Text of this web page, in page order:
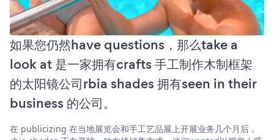
如果您仍然have questions，那么take a
look at 是一家拥有crafts 手工制作木制框架
的太阳镜公司rbia shades 拥有seen in their
business 的公司。
在 publicizing 在当地展览会和手工艺品展上开展业务几个月后，